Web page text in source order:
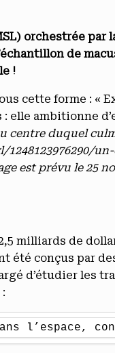
orchestrée par
de
!
cette forme : «
: elle ambitionne
centre duquel
est prévu le 25
milliards de
été conçus par
d’étudier les